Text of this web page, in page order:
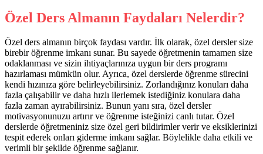
Özel Ders Almanın Faydaları Nelerdir?
Özel ders almanın birçok faydası vardır. İlk olarak, özel dersler size
birebir öğrenme imkanı sunar. Bu sayede öğretmenin tamamen size
odaklanması ve sizin ihtiyaçlarınıza uygun bir ders programı
hazırlaması mümkün olur. Ayrıca, özel derslerde öğrenme sürecini
kendi hızınıza göre belirleyebilirsiniz. Zorlandığınız konuları daha
fazla çalışabilir ve daha hızlı ilerlemek istediğiniz konulara daha
fazla zaman ayırabilirsiniz. Bunun yanı sıra, özel dersler
motivasyonunuzu artırır ve öğrenme isteğinizi canlı tutar. Özel
derslerde öğretmeniniz size özel geri bildirimler verir ve eksiklerinizi
tespit ederek onları giderme imkanı sağlar. Böylelikle daha etkili ve
verimli bir şekilde öğrenme sağlanır.